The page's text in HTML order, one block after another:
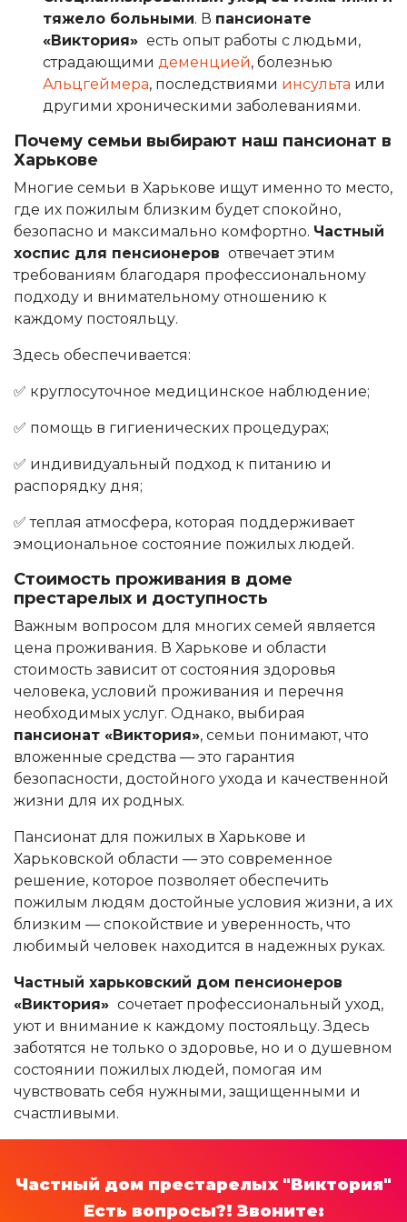
тяжело больными. В пансионате
«Виктория» есть опыт работы с людьми,
страдающими деменцией, болезнью
Альцгеймера, последствиями инсульта или
другими хроническими заболеваниями.
Почему семьи выбирают наш пансионат в
Харькове
Многие семьи в Харькове ищут именно то место,
где их пожилым близким будет спокойно,
безопасно и максимально комфортно. Частный
хоспис для пенсионеров отвечает этим
требованиям благодаря профессиональному
подходу и внимательному отношению к
каждому постояльцу.
Здесь обеспечивается:
✅ круглосуточное медицинское наблюдение;
✅ помощь в гигиенических процедурах;
✅ индивидуальный подход к питанию и
распорядку дня;
✅ теплая атмосфера, которая поддерживает
эмоциональное состояние пожилых людей.
Стоимость проживания в доме
престарелых и доступность
Важным вопросом для многих семей является
цена проживания. В Харькове и области
стоимость зависит от состояния здоровья
человека, условий проживания и перечня
необходимых услуг. Однако, выбирая
пансионат «Виктория», семьи понимают, что
вложенные средства — это гарантия
безопасности, достойного ухода и качественной
жизни для их родных.
Пансионат для пожилых в Харькове и
Харьковской области — это современное
решение, которое позволяет обеспечить
пожилым людям достойные условия жизни, а их
близким — спокойствие и уверенность, что
любимый человек находится в надежных руках.
Частный харьковский дом пенсионеров
«Виктория» сочетает профессиональный уход,
уют и внимание к каждому постояльцу. Здесь
заботятся не только о здоровье, но и о душевном
состоянии пожилых людей, помогая им
чувствовать себя нужными, защищенными и
счастливыми.
Частный дом престарелых "Виктория"
Есть вопросы?! Звоните: